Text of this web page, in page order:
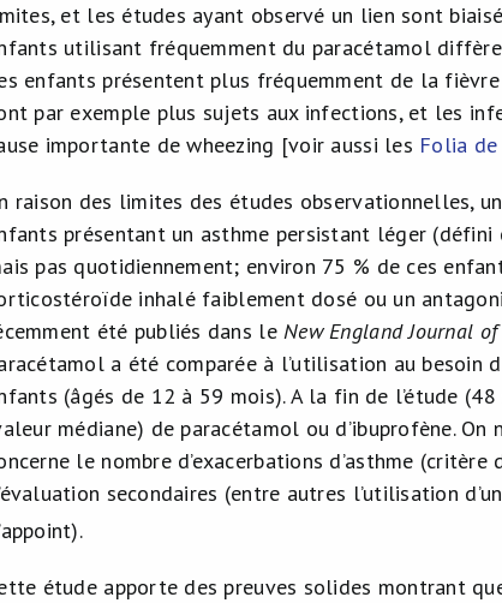
et les études ayant observé un lien sont
utilisant fréquemment du paracétamol
enfants présentent plus fréquemment de la
par exemple plus sujets aux infections, et les
importante de wheezing [voir aussi les Folia
raison des limites des études observationnelles,
présentant un asthme persistant léger
pas quotidiennement; environ 75 % de ces
inhalé faiblement dosé ou un
été publiés dans leNew England Journal
a été comparée à l’utilisation au besoin
(âgés de 12 à 59 mois). A la fin de l’étude
médiane) de paracétamol ou d’ibuprofène.
le nombre d’exacerbations d’asthme
secondaires (entre autres l’utilisation
étude apporte des preuves solides montrant